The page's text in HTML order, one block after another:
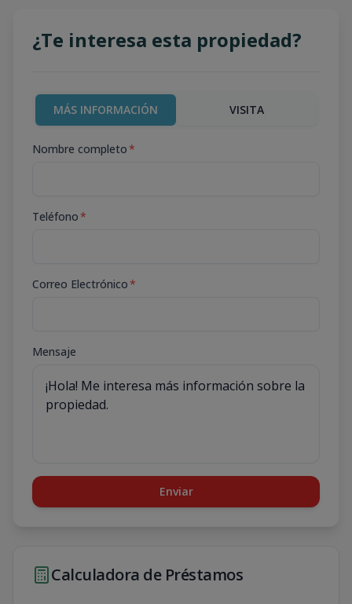
¿Te interesa esta propiedad?
MÁS INFORMACIÓN VISITA
Nombre completo*
Teléfono*
Correo Electrónico*
Mensaje
Enviar
Calculadora de Préstamos